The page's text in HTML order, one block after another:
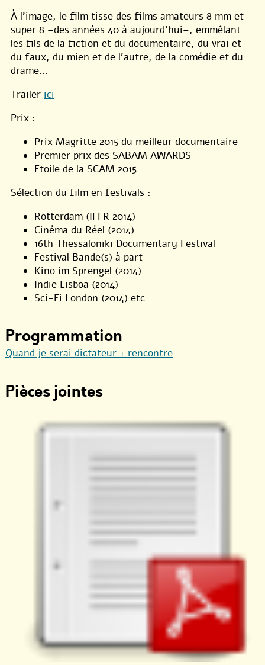
À l’image, le film tisse des films amateurs 8 mm et
super 8 –des années 40 à aujourd’hui–, emmêlant
les fils de la fiction et du documentaire, du vrai et
du faux, du mien et de l’autre, de la comédie et du
drame…
Trailer ici
Prix :
Prix Magritte 2015 du meilleur documentaire
Premier prix des SABAM AWARDS
Etoile de la SCAM 2015
Sélection du film en festivals :
Rotterdam (IFFR 2014)
Cinéma du Réel (2014)
16th Thessaloniki Documentary Festival
Festival Bande(s) à part
Kino im Sprengel (2014)
Indie Lisboa (2014)
Sci-Fi London (2014) etc.
Programmation
Quand je serai dictateur + rencontre
Pièces jointes